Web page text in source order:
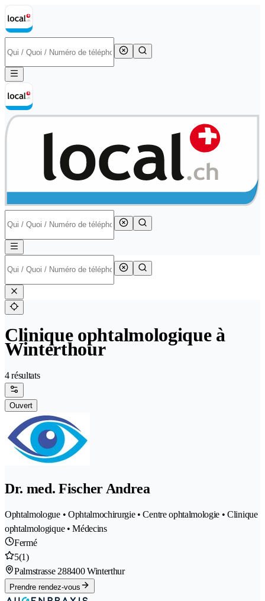
Clinique ophtalmologique à
Winterthour
4 résultats
Ouvert
Dr. med. Fischer Andrea
Ophtalmologue • Ophtalmochirurgie • Centre ophtalmologie • Clinique
ophtalmologique • Médecins
Fermé
5(1)
Palmstrasse 288400 Winterthur
Prendre rendez-vous